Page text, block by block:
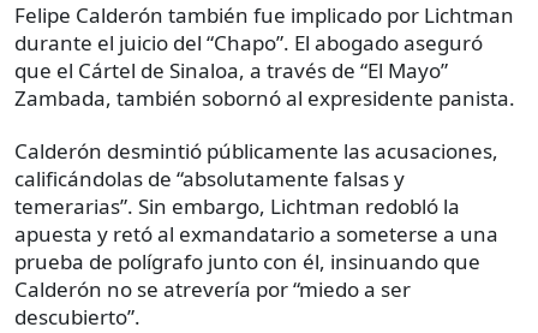
Felipe Calderón también fue implicado por Lichtman
durante el juicio del “Chapo”. El abogado aseguró
que el Cártel de Sinaloa, a través de “El Mayo”
Zambada, también sobornó al expresidente panista.
Calderón desmintió públicamente las acusaciones,
calificándolas de “absolutamente falsas y
temerarias”. Sin embargo, Lichtman redobló la
apuesta y retó al exmandatario a someterse a una
prueba de polígrafo junto con él, insinuando que
Calderón no se atrevería por “miedo a ser
descubierto”.